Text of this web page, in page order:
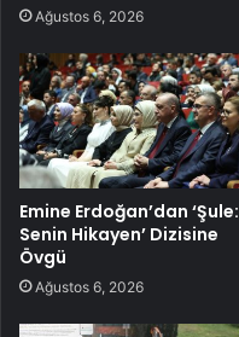
Ağustos 6, 2026
Emine Erdoğan’dan ‘Şule:
Senin Hikayen’ Dizisine
Övgü
Ağustos 6, 2026